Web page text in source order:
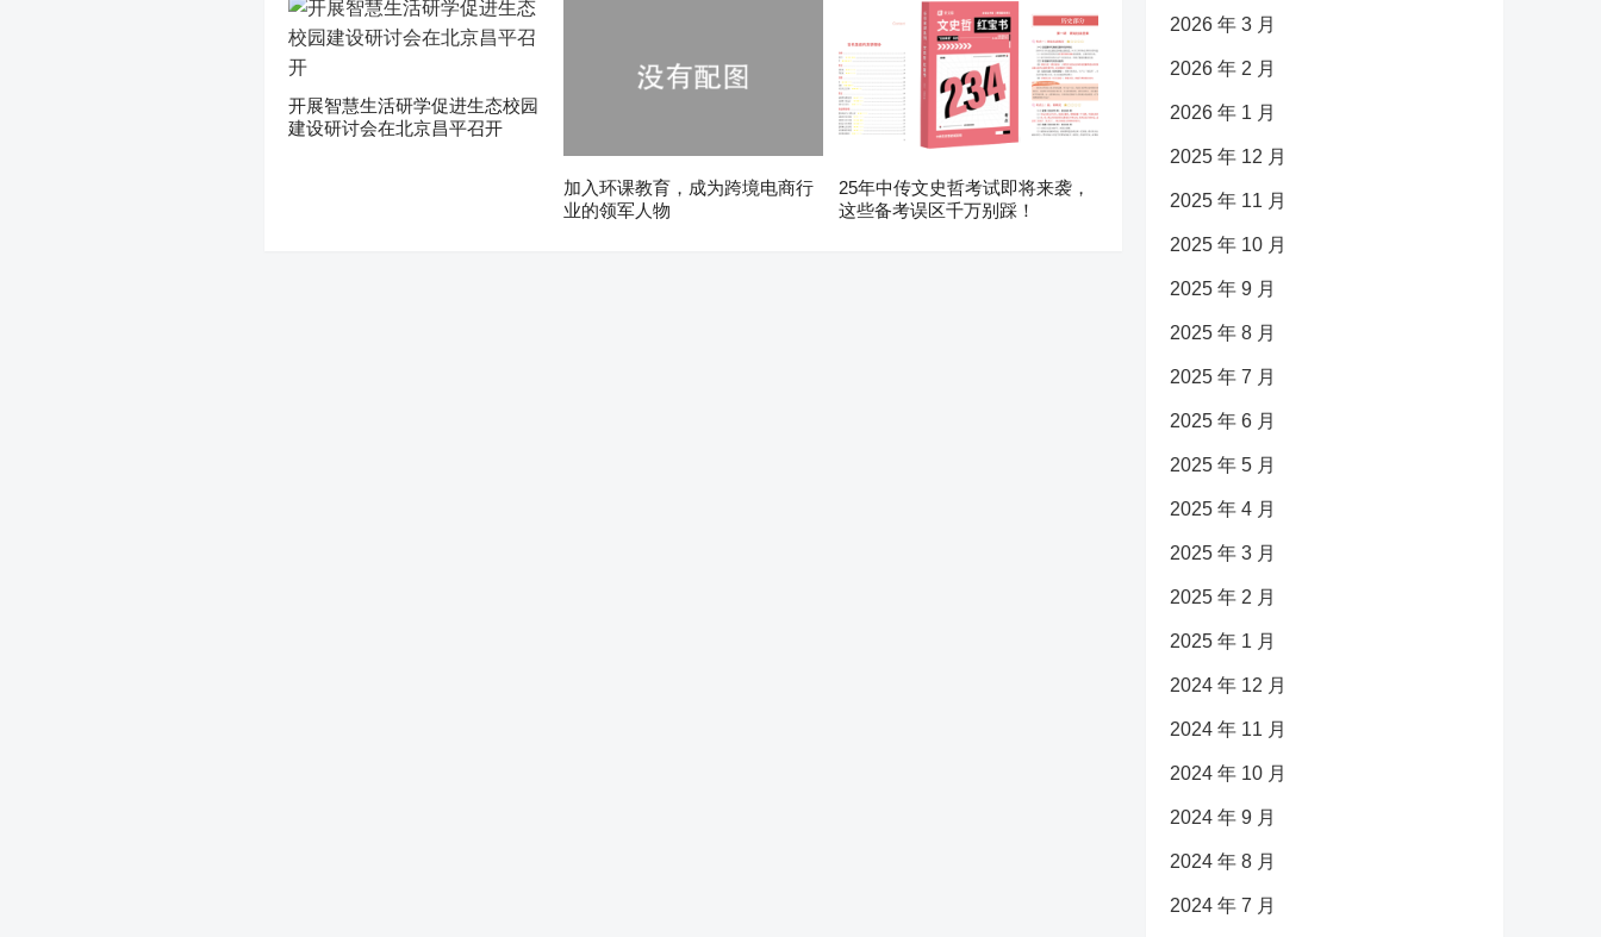
开展智慧生活研学促进生态校园
建设研讨会在北京昌平召开
加入环课教育，成为跨境电商行
业的领军人物
25年中传文史哲考试即将来袭，
这些备考误区千万别踩！
2026 年 3 月
2026 年 2 月
2026 年 1 月
2025 年 12 月
2025 年 11 月
2025 年 10 月
2025 年 9 月
2025 年 8 月
2025 年 7 月
2025 年 6 月
2025 年 5 月
2025 年 4 月
2025 年 3 月
2025 年 2 月
2025 年 1 月
2024 年 12 月
2024 年 11 月
2024 年 10 月
2024 年 9 月
2024 年 8 月
2024 年 7 月